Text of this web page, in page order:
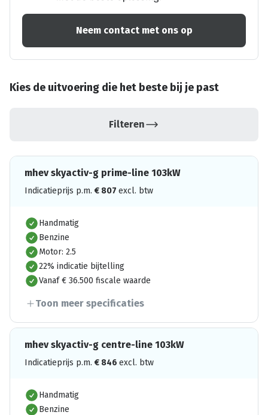
Neem contact met ons op
Kies de uitvoering die het beste bij je past
Filteren
mhev skyactiv-g prime-line 103kW
Indicatieprijs p.m. € 807 excl. btw
Handmatig
Benzine
Motor: 2.5
22% indicatie bijtelling
Vanaf € 36.500 fiscale waarde
Toon meer specificaties
mhev skyactiv-g centre-line 103kW
Indicatieprijs p.m. € 846 excl. btw
Handmatig
Benzine